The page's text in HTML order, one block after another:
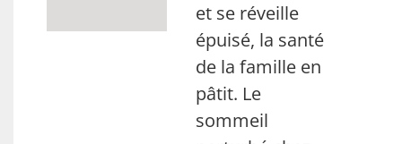
et se réveille
épuisé, la santé
de la famille en
pâtit. Le
sommeil